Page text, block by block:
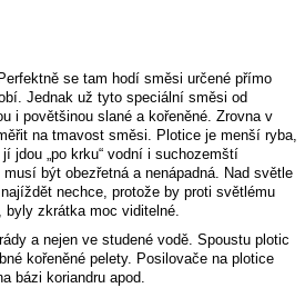
se tam hodí směsi určené přímo
Jednak už tyto speciální směsi od
i povětšinou slané a kořeněné. Zrovna v
na tmavost směsi. Plotice je menší ryba,
jdou „po krku“ vodní i suchozemští
být obezřetná a nenápadná. Nad světle
nechce, protože by proti světlému
byly zkrátka moc viditelné.
a nejen ve studené vodě. Spoustu plotic
kořeněné pelety. Posilovače na plotice
bázi koriandru apod.